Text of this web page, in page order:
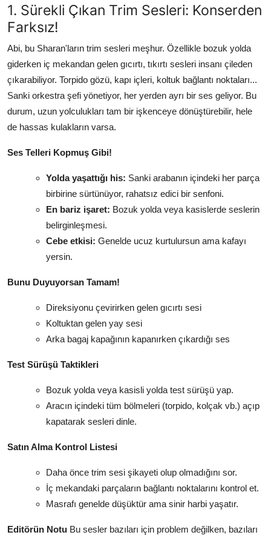
1. Sürekli Çıkan Trim Sesleri: Konserden
Farksız!
Abi, bu Sharan'ların trim sesleri meşhur. Özellikle bozuk yolda
giderken iç mekandan gelen gıcırtı, tıkırtı sesleri insanı çileden
çıkarabiliyor. Torpido gözü, kapı içleri, koltuk bağlantı noktaları...
Sanki orkestra şefi yönetiyor, her yerden ayrı bir ses geliyor. Bu
durum, uzun yolculukları tam bir işkenceye dönüştürebilir, hele
de hassas kulakların varsa.
Ses Telleri Kopmuş Gibi!
Yolda yaşattığı his: Sanki arabanın içindeki her parça
birbirine sürtünüyor, rahatsız edici bir senfoni.
En bariz işaret: Bozuk yolda veya kasislerde seslerin
belirginleşmesi.
Cebe etkisi: Genelde ucuz kurtulursun ama kafayı
yersin.
Bunu Duyuyorsan Tamam!
Direksiyonu çevirirken gelen gıcırtı sesi
Koltuktan gelen yay sesi
Arka bagaj kapağının kapanırken çıkardığı ses
Test Sürüşü Taktikleri
Bozuk yolda veya kasisli yolda test sürüşü yap.
Aracın içindeki tüm bölmeleri (torpido, kolçak vb.) açıp
kapatarak sesleri dinle.
Satın Alma Kontrol Listesi
Daha önce trim sesi şikayeti olup olmadığını sor.
İç mekandaki parçaların bağlantı noktalarını kontrol et.
Masrafı genelde düşüktür ama sinir harbi yaşatır.
Editörün Notu Bu sesler bazıları için problem değilken, bazıları